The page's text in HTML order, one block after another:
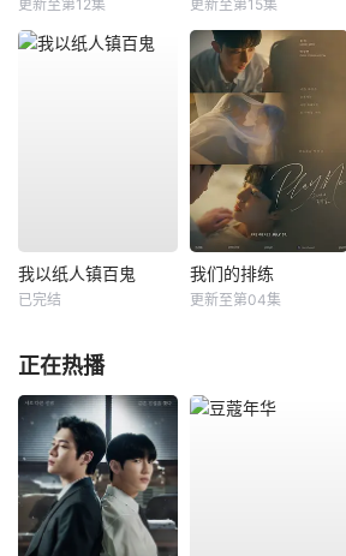
更新至第12集 更新至第15集
我以纸人镇百鬼
已完结
我们的排练
更新至第04集
正在热播